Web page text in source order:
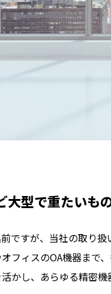
大型で重たいも
ですが、当社の取り
フィスのOA機器まで
かし、あらゆる精密